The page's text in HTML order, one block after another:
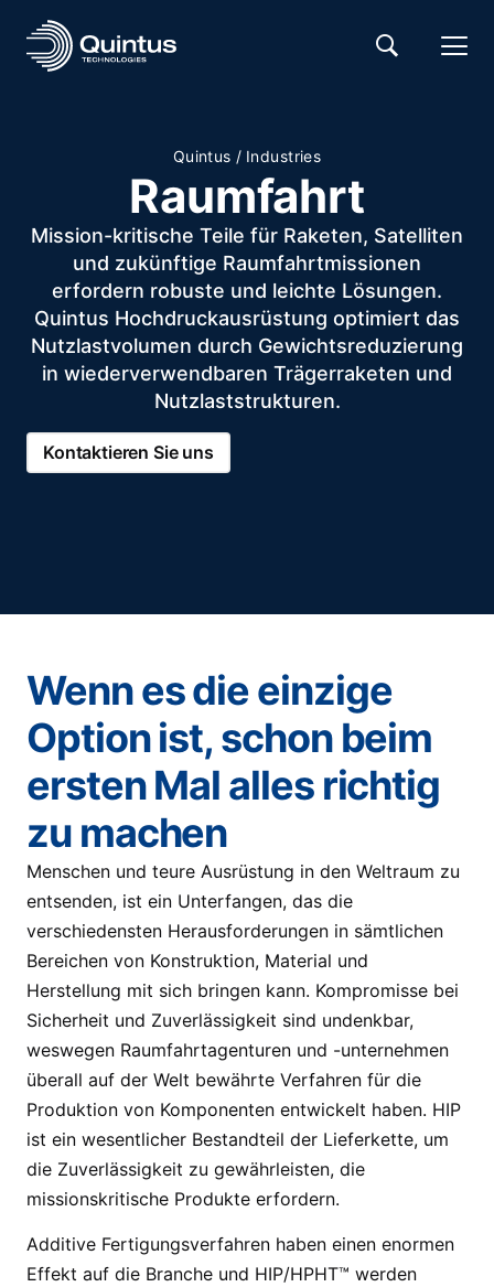
Quintus / Industries
Raumfahrt
Mission-kritische Teile für Raketen, Satelliten
und zukünftige Raumfahrtmissionen
erfordern robuste und leichte Lösungen.
Quintus Hochdruckausrüstung optimiert das
Nutzlastvolumen durch Gewichtsreduzierung
in wiederverwendbaren Trägerraketen und
Nutzlaststrukturen.
Kontaktieren Sie uns
Wenn es die einzige
Option ist, schon beim
ersten Mal alles richtig
zu machen
Menschen und teure Ausrüstung in den Weltraum zu
entsenden, ist ein Unterfangen, das die
verschiedensten Herausforderungen in sämtlichen
Bereichen von Konstruktion, Material und
Herstellung mit sich bringen kann. Kompromisse bei
Sicherheit und Zuverlässigkeit sind undenkbar,
weswegen Raumfahrtagenturen und -unternehmen
überall auf der Welt bewährte Verfahren für die
Produktion von Komponenten entwickelt haben. HIP
ist ein wesentlicher Bestandteil der Lieferkette, um
die Zuverlässigkeit zu gewährleisten, die
missionskritische Produkte erfordern.
Additive Fertigungsverfahren haben einen enormen
Effekt auf die Branche und HIP/HPHT™ werden